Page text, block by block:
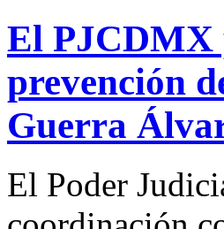
El PJCDMX
prevención
Guerra
El Poder